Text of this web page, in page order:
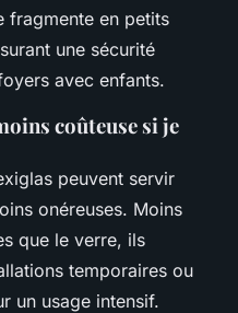
fragmente en petits
une sécurité
avec enfants.
coûteuse si je
peuvent servir
onéreuses. Moins
que le verre, ils
temporaires ou
un usage intensif.